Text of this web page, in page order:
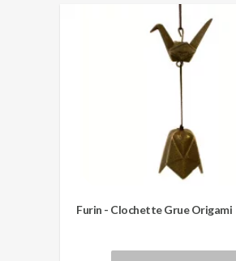
Furin - Clochette Grue Origami